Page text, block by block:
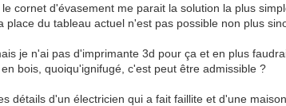
cornet d'évasement me parait la solution la plus
du tableau actuel n'est pas possible non plus
je n'ai pas d'imprimante 3d pour ça et en plus
bois, quoiqu'ignifugé, c'est peut être admissible ?
détails d'un électricien qui a fait faillite et d'une